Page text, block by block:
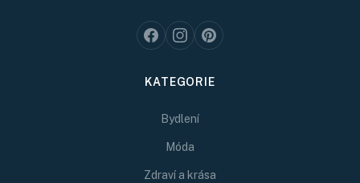
KATEGORIE
Bydlení
Móda
Zdraví a krása